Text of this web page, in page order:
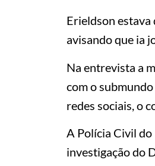
Erieldson estava
avisando que ia
Na entrevista a
com o
redes sociais, o
A Polícia Civil do
investigação do